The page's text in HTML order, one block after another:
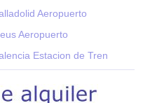
Aeropuerto
Aeropuerto
Estacion de Tren